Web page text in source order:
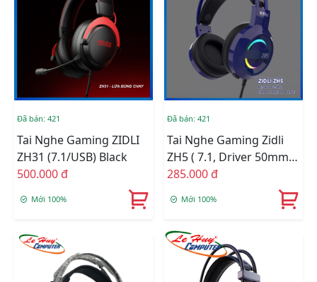
Đã bán: 421
Tai Nghe Gaming ZIDLI
ZH31 (7.1/USB) Black
500.000 đ
Mới 100%
Đã bán: 421
Tai Nghe Gaming Zidli
ZH5 ( 7.1, Driver 50mm,
RGB, USB )
285.000 đ
Mới 100%